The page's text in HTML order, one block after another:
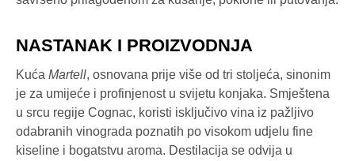
NASTANAK I PROIZVODNJA
Kuća Martell, osnovana prije više od tri stoljeća, sinonim
je za umijeće i profinjenost u svijetu konjaka. Smještena
u srcu regije Cognac, koristi isključivo vina iz pažljivo
odabranih vinograda poznatih po visokom udjelu fine
kiseline i bogatstvu aroma. Destilacija se odvija u